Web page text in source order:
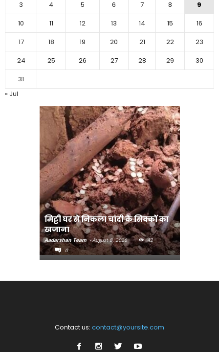
3
4 5 6 7 8
9
10
11 12 13 14 15
16
17
18 19 20 21 22
23
24
25 26 27 28 29
30
31
« Jul
मिट्टी घर से निकला चांदी के सिक्कों का
खजाना
Aadarshan Team - August 8, 2026
42
0
Contact us: contact@yoursite.com